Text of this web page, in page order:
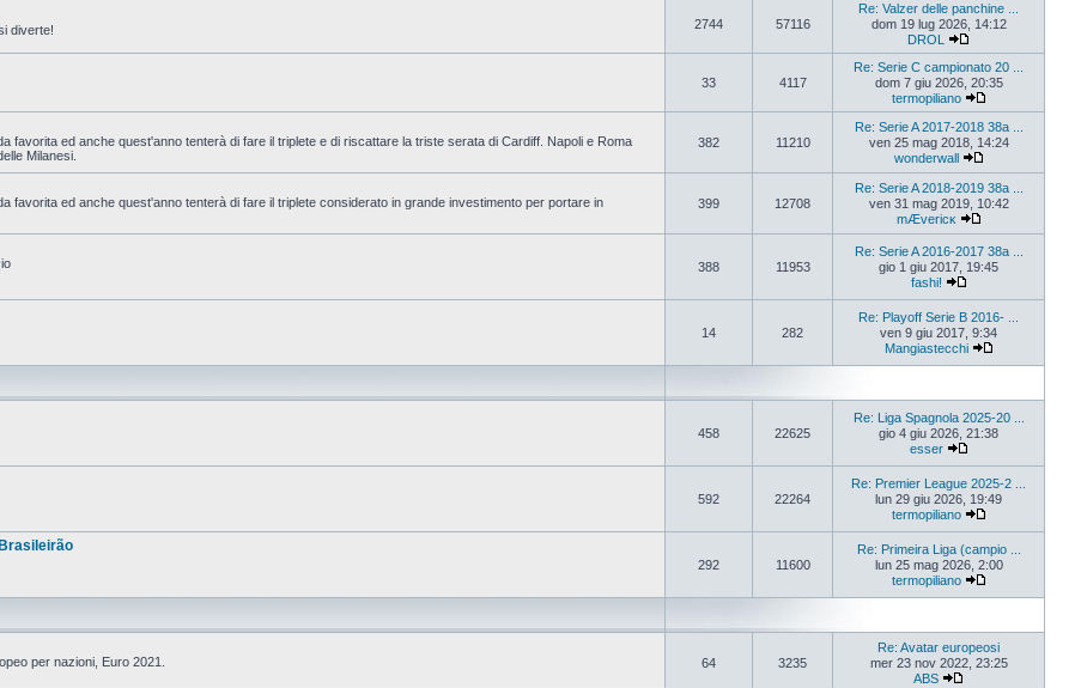
diverte! 2744 57116
Re: Valzer delle panchine ...
dom 19 lug 2026, 14:12
DROL
33 4117
Re: Serie C campionato 20 ...
dom 7 giu 2026, 20:35
termopiliano
favorita ed anche quest'anno tenterà di fare il triplete e di riscattare la triste serata di Cardiff. Napoli e Roma
Milanesi.
382 11210
Re: Serie A 2017-2018 38a ...
ven 25 mag 2018, 14:24
wonderwall
favorita ed anche quest'anno tenterà di fare il triplete considerato in grande investimento per portare in
399 12708
Re: Serie A 2018-2019 38a ...
ven 31 mag 2019, 10:42
mÆvericĸ
388 11953
Re: Serie A 2016-2017 38a ...
gio 1 giu 2017, 19:45
fashi!
14 282
Re: Playoff Serie B 2016- ...
ven 9 giu 2017, 9:34
Mangiastecchi
458 22625
Re: Liga Spagnola 2025-20 ...
gio 4 giu 2026, 21:38
esser
592 22264
Re: Premier League 2025-2 ...
lun 29 giu 2026, 19:49
termopiliano
292 11600
Re: Primeira Liga (campio ...
lun 25 mag 2026, 2:00
termopiliano
per nazioni, Euro 2021.
64 3235
Re: Avatar europeosi
mer 23 nov 2022, 23:25
ABS